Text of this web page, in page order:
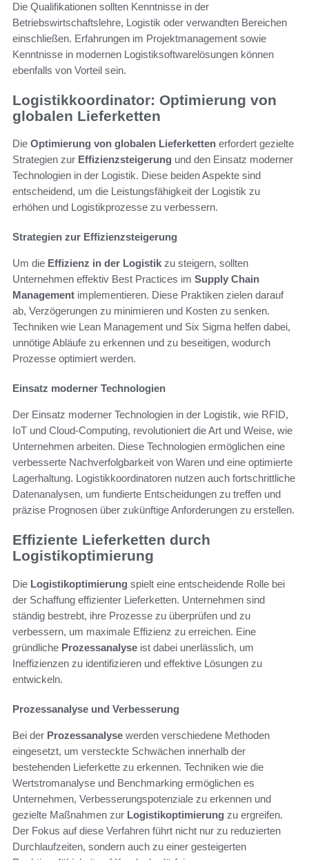
Die Qualifikationen sollten Kenntnisse in der
Betriebswirtschaftslehre, Logistik oder verwandten Bereichen
einschließen. Erfahrungen im Projektmanagement sowie
Kenntnisse in modernen Logistiksoftwarelösungen können
ebenfalls von Vorteil sein.
Logistikkoordinator: Optimierung von
globalen Lieferketten
Die Optimierung von globalen Lieferketten erfordert gezielte
Strategien zur Effizienzsteigerung und den Einsatz moderner
Technologien in der Logistik. Diese beiden Aspekte sind
entscheidend, um die Leistungsfähigkeit der Logistik zu
erhöhen und Logistikprozesse zu verbessern.
Strategien zur Effizienzsteigerung
Um die Effizienz in der Logistik zu steigern, sollten
Unternehmen effektiv Best Practices im Supply Chain
Management implementieren. Diese Praktiken zielen darauf
ab, Verzögerungen zu minimieren und Kosten zu senken.
Techniken wie Lean Management und Six Sigma helfen dabei,
unnötige Abläufe zu erkennen und zu beseitigen, wodurch
Prozesse optimiert werden.
Einsatz moderner Technologien
Der Einsatz moderner Technologien in der Logistik, wie RFID,
IoT und Cloud-Computing, revolutioniert die Art und Weise, wie
Unternehmen arbeiten. Diese Technologien ermöglichen eine
verbesserte Nachverfolgbarkeit von Waren und eine optimierte
Lagerhaltung. Logistikkoordinatoren nutzen auch fortschrittliche
Datenanalysen, um fundierte Entscheidungen zu treffen und
präzise Prognosen über zukünftige Anforderungen zu erstellen.
Effiziente Lieferketten durch
Logistikoptimierung
Die Logistikoptimierung spielt eine entscheidende Rolle bei
der Schaffung effizienter Lieferketten. Unternehmen sind
ständig bestrebt, ihre Prozesse zu überprüfen und zu
verbessern, um maximale Effizienz zu erreichen. Eine
gründliche Prozessanalyse ist dabei unerlässlich, um
Ineffizienzen zu identifizieren und effektive Lösungen zu
entwickeln.
Prozessanalyse und Verbesserung
Bei der Prozessanalyse werden verschiedene Methoden
eingesetzt, um versteckte Schwächen innerhalb der
bestehenden Lieferkette zu erkennen. Techniken wie die
Wertstromanalyse und Benchmarking ermöglichen es
Unternehmen, Verbesserungspotenziale zu erkennen und
gezielte Maßnahmen zur Logistikoptimierung zu ergreifen.
Der Fokus auf diese Verfahren führt nicht nur zu reduzierten
Durchlaufzeiten, sondern auch zu einer gesteigerten